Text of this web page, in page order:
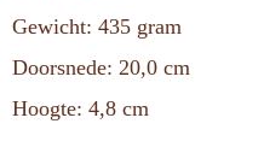
Gewicht: 435 gram
Doorsnede: 20,0 cm
Hoogte: 4,8 cm